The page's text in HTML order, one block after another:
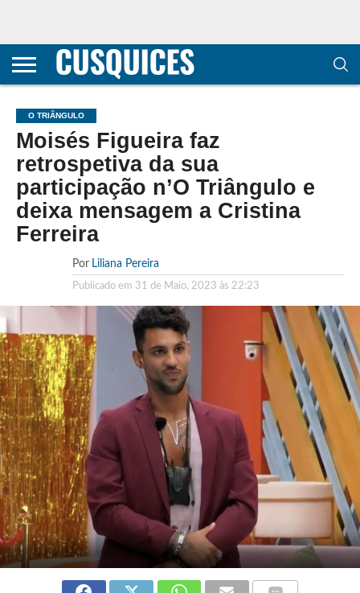
CONTACTOS
HOME
POLÍTICA DE
E COOKIES
SOBRE
TERMOS E
TRANSPARÊNCIA
METODOLOGIA
O TRIÂNGULO
Moisés Figueira faz
retrospetiva da sua
participação n’O Triângulo e
deixa mensagem a Cristina
Ferreira
Por Liliana Pereira
Publicado em 31 de Maio, 2023 às 22:23